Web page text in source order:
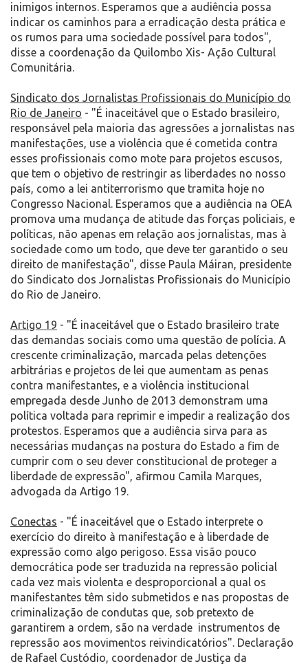
inimigos internos. Esperamos que a audiência possa
indicar os caminhos para a erradicação desta prática e
os rumos para uma sociedade possível para todos",
disse a coordenação da Quilombo Xis- Ação Cultural
Comunitária.
Sindicato dos Jornalistas Profissionais do Município do
Rio de Janeiro - "É inaceitável que o Estado brasileiro,
responsável pela maioria das agressões a jornalistas nas
manifestações, use a violência que é cometida contra
esses profissionais como mote para projetos escusos,
que tem o objetivo de restringir as liberdades no nosso
país, como a lei antiterrorismo que tramita hoje no
Congresso Nacional. Esperamos que a audiência na OEA
promova uma mudança de atitude das forças policiais, e
políticas, não apenas em relação aos jornalistas, mas à
sociedade como um todo, que deve ter garantido o seu
direito de manifestação", disse Paula Máiran, presidente
do Sindicato dos Jornalistas Profissionais do Município
do Rio de Janeiro.
Artigo 19 - "É inaceitável que o Estado brasileiro trate
das demandas sociais como uma questão de polícia. A
crescente criminalização, marcada pelas detenções
arbitrárias e projetos de lei que aumentam as penas
contra manifestantes, e a violência institucional
empregada desde Junho de 2013 demonstram uma
política voltada para reprimir e impedir a realização dos
protestos. Esperamos que a audiência sirva para as
necessárias mudanças na postura do Estado a fim de
cumprir com o seu dever constitucional de proteger a
liberdade de expressão", afirmou Camila Marques,
advogada da Artigo 19.
Conectas - "É inaceitável que o Estado interprete o
exercício do direito à manifestação e à liberdade de
expressão como algo perigoso. Essa visão pouco
democrática pode ser traduzida na repressão policial
cada vez mais violenta e desproporcional a qual os
manifestantes têm sido submetidos e nas propostas de
criminalização de condutas que, sob pretexto de
garantirem a ordem, são na verdade instrumentos de
repressão aos movimentos reivindicatórios". Declaração
de Rafael Custódio, coordenador de Justiça da